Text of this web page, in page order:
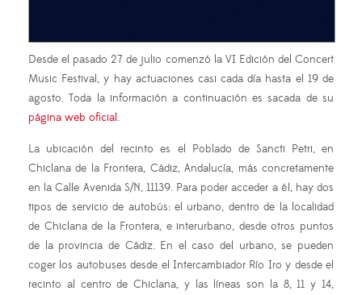
Desde el pasado 27 de julio comenzó la VI Edición del Concert
Music Festival, y hay actuaciones casi cada día hasta el 19 de
agosto. Toda la información a continuación es sacada de su
página web oficial.
La ubicación del recinto es el Poblado de Sancti Petri, en
Chiclana de la Frontera, Cádiz, Andalucía, más concretamente
en la Calle Avenida S/N, 11139. Para poder acceder a él, hay dos
tipos de servicio de autobús: el urbano, dentro de la localidad
de Chiclana de la Frontera, e interurbano, desde otros puntos
de la provincia de Cádiz. En el caso del urbano, se pueden
coger los autobuses desde el Intercambiador Río Iro y desde el
recinto al centro de Chiclana, y las líneas son la 8, 11 y 14,